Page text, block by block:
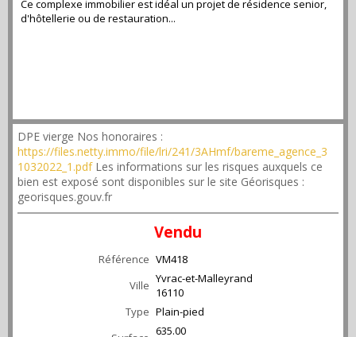
Ce complexe immobilier est idéal un projet de résidence senior,
d'hôtellerie ou de restauration...
DPE vierge Nos honoraires :
https://files.netty.immo/file/lri/241/3AHmf/bareme_agence_3
1032022_1.pdfLes informations sur les risques auxquels ce
bien est exposé sont disponibles sur le site Géorisques :
georisques.gouv.fr
Vendu
Référence VM418
Ville Yvrac-et-Malleyrand
16110
Type Plain-pied
635.00